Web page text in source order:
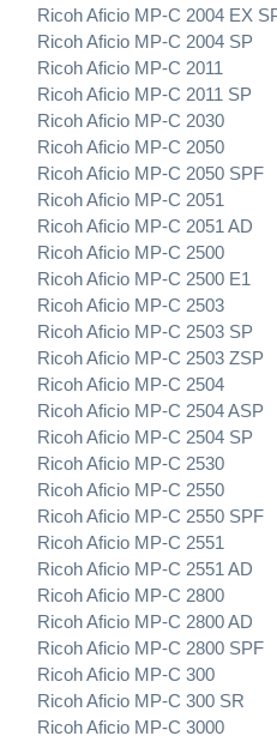
Ricoh Aficio MP-C 2004 EX
Ricoh Aficio MP-C 2004 SP
Ricoh Aficio MP-C 2011
Ricoh Aficio MP-C 2011 SP
Ricoh Aficio MP-C 2030
Ricoh Aficio MP-C 2050
Ricoh Aficio MP-C 2050 SPF
Ricoh Aficio MP-C 2051
Ricoh Aficio MP-C 2051 AD
Ricoh Aficio MP-C 2500
Ricoh Aficio MP-C 2500 E1
Ricoh Aficio MP-C 2503
Ricoh Aficio MP-C 2503 SP
Ricoh Aficio MP-C 2503 ZSP
Ricoh Aficio MP-C 2504
Ricoh Aficio MP-C 2504 ASP
Ricoh Aficio MP-C 2504 SP
Ricoh Aficio MP-C 2530
Ricoh Aficio MP-C 2550
Ricoh Aficio MP-C 2550 SPF
Ricoh Aficio MP-C 2551
Ricoh Aficio MP-C 2551 AD
Ricoh Aficio MP-C 2800
Ricoh Aficio MP-C 2800 AD
Ricoh Aficio MP-C 2800 SPF
Ricoh Aficio MP-C 300
Ricoh Aficio MP-C 300 SR
Ricoh Aficio MP-C 3000